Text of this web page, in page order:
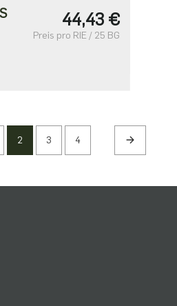
44,43 €
Preis pro RIE / 25 BG
2 3 4